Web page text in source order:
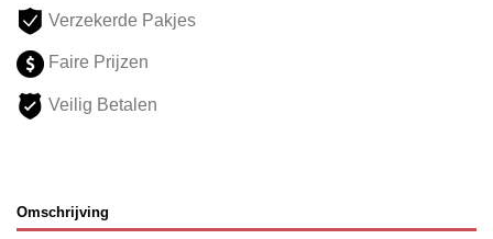
Verzekerde Pakjes
Faire Prijzen
Veilig Betalen
Omschrijving